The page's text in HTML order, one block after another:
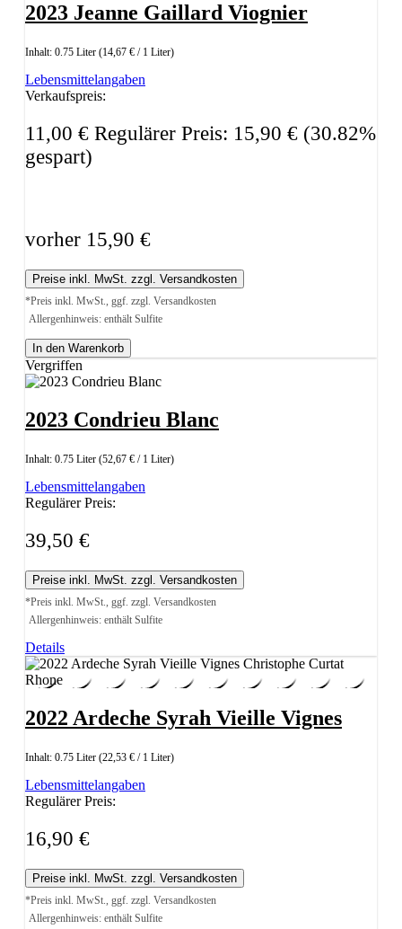
2023 Jeanne Gaillard Viognier
Inhalt: 0.75 Liter (14,67 € / 1 Liter)
Lebensmittelangaben
Verkaufspreis:
11,00 € Regulärer Preis: 15,90 € (30.82%
gespart)
vorher 15,90 €
Preise inkl. MwSt. zzgl. Versandkosten
*Preis inkl. MwSt., ggf. zzgl. Versandkosten
Allergenhinweis: enthält Sulfite
In den Warenkorb
Vergriffen
2023 Condrieu Blanc
Inhalt: 0.75 Liter (52,67 € / 1 Liter)
Lebensmittelangaben
Regulärer Preis:
39,50 €
Preise inkl. MwSt. zzgl. Versandkosten
*Preis inkl. MwSt., ggf. zzgl. Versandkosten
Allergenhinweis: enthält Sulfite
Details
2022 Ardeche Syrah Vieille Vignes
Inhalt: 0.75 Liter (22,53 € / 1 Liter)
Lebensmittelangaben
Regulärer Preis:
16,90 €
Preise inkl. MwSt. zzgl. Versandkosten
*Preis inkl. MwSt., ggf. zzgl. Versandkosten
Allergenhinweis: enthält Sulfite